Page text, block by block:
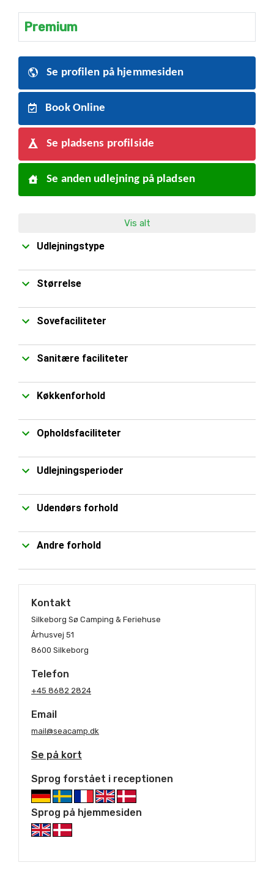
varmt vand, bad og toilet. Toilet og bad er opdelt i 2
forskellige rum, hvilket giver større fleksibilitet. Alle vores
medbringe viskestykke, håndklæde og sengelinned, et
varmt tæppe i kolde perioder samt øvrige personlige
venligst opmærksom på, at der ikke må medbringes kæledyr
i vores mobile homes.
Premium
Se profilen på hjemmesiden
Book Online
Se pladsens profilside
Se anden udlejning på pladsen
Vis alt
Udlejningstype
Størrelse
Sovefaciliteter
Sanitære faciliteter
Køkkenforhold
Opholdsfaciliteter
Udlejningsperioder
Udendørs forhold
Andre forhold
Kontakt
Silkeborg Sø Camping & Feriehuse
Århusvej 51
8600 Silkeborg
Telefon
+45 8682 2824
Email
mail@seacamp.dk
Se på kort
Sprog forstået i receptionen
Sprog på hjemmesiden